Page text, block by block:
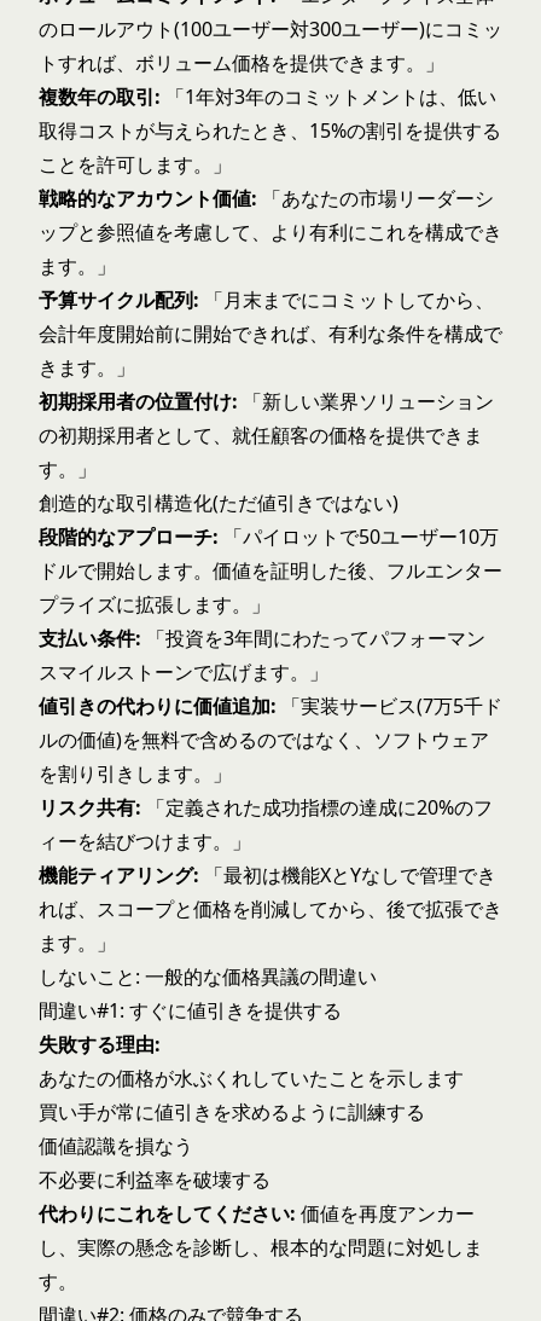
のロールアウト(100ユーザー対300ユーザー)にコミッ
トすれば、ボリューム価格を提供できます。」
複数年の取引: 「1年対3年のコミットメントは、低い
取得コストが与えられたとき、15%の割引を提供する
ことを許可します。」
戦略的なアカウント価値: 「あなたの市場リーダーシ
ップと参照値を考慮して、より有利にこれを構成でき
ます。」
予算サイクル配列: 「月末までにコミットしてから、
会計年度開始前に開始できれば、有利な条件を構成で
きます。」
初期採用者の位置付け: 「新しい業界ソリューション
の初期採用者として、就任顧客の価格を提供できま
す。」
創造的な取引構造化(ただ値引きではない)
段階的なアプローチ: 「パイロットで50ユーザー10万
ドルで開始します。価値を証明した後、フルエンター
プライズに拡張します。」
支払い条件: 「投資を3年間にわたってパフォーマン
スマイルストーンで広げます。」
値引きの代わりに価値追加: 「実装サービス(7万5千ド
ルの価値)を無料で含めるのではなく、ソフトウェア
を割り引きします。」
リスク共有: 「定義された成功指標の達成に20%のフ
ィーを結びつけます。」
機能ティアリング: 「最初は機能XとYなしで管理でき
れば、スコープと価格を削減してから、後で拡張でき
ます。」
しないこと: 一般的な価格異議の間違い
間違い#1: すぐに値引きを提供する
失敗する理由:
あなたの価格が水ぶくれしていたことを示します
買い手が常に値引きを求めるように訓練する
価値認識を損なう
不必要に利益率を破壊する
代わりにこれをしてください: 価値を再度アンカー
し、実際の懸念を診断し、根本的な問題に対処しま
す。
間違い#2: 価格のみで競争する